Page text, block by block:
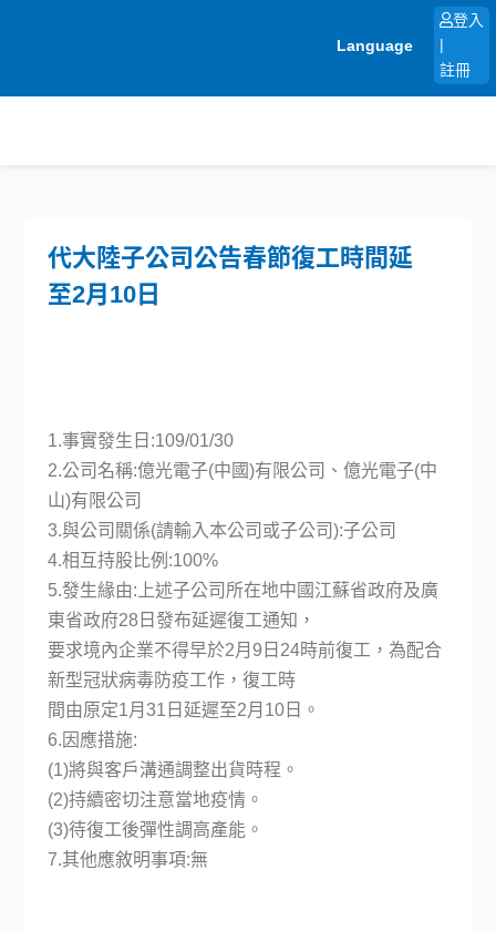
Language
登入
註冊
代大陸子公司公告春節復工時間延
至2月10日
1.事實發生日:109/01/30
2.公司名稱:億光電子(中國)有限公司、億光電子(中
山)有限公司
3.與公司關係(請輸入本公司或子公司):子公司
4.相互持股比例:100%
5.發生緣由:上述子公司所在地中國江蘇省政府及廣
東省政府28日發布延遲復工通知，
要求境內企業不得早於2月9日24時前復工，為配合
新型冠狀病毒防疫工作，復工時
間由原定1月31日延遲至2月10日。
6.因應措施:
(1)將與客戶溝通調整出貨時程。
(2)持續密切注意當地疫情。
(3)待復工後彈性調高產能。
7.其他應敘明事項:無